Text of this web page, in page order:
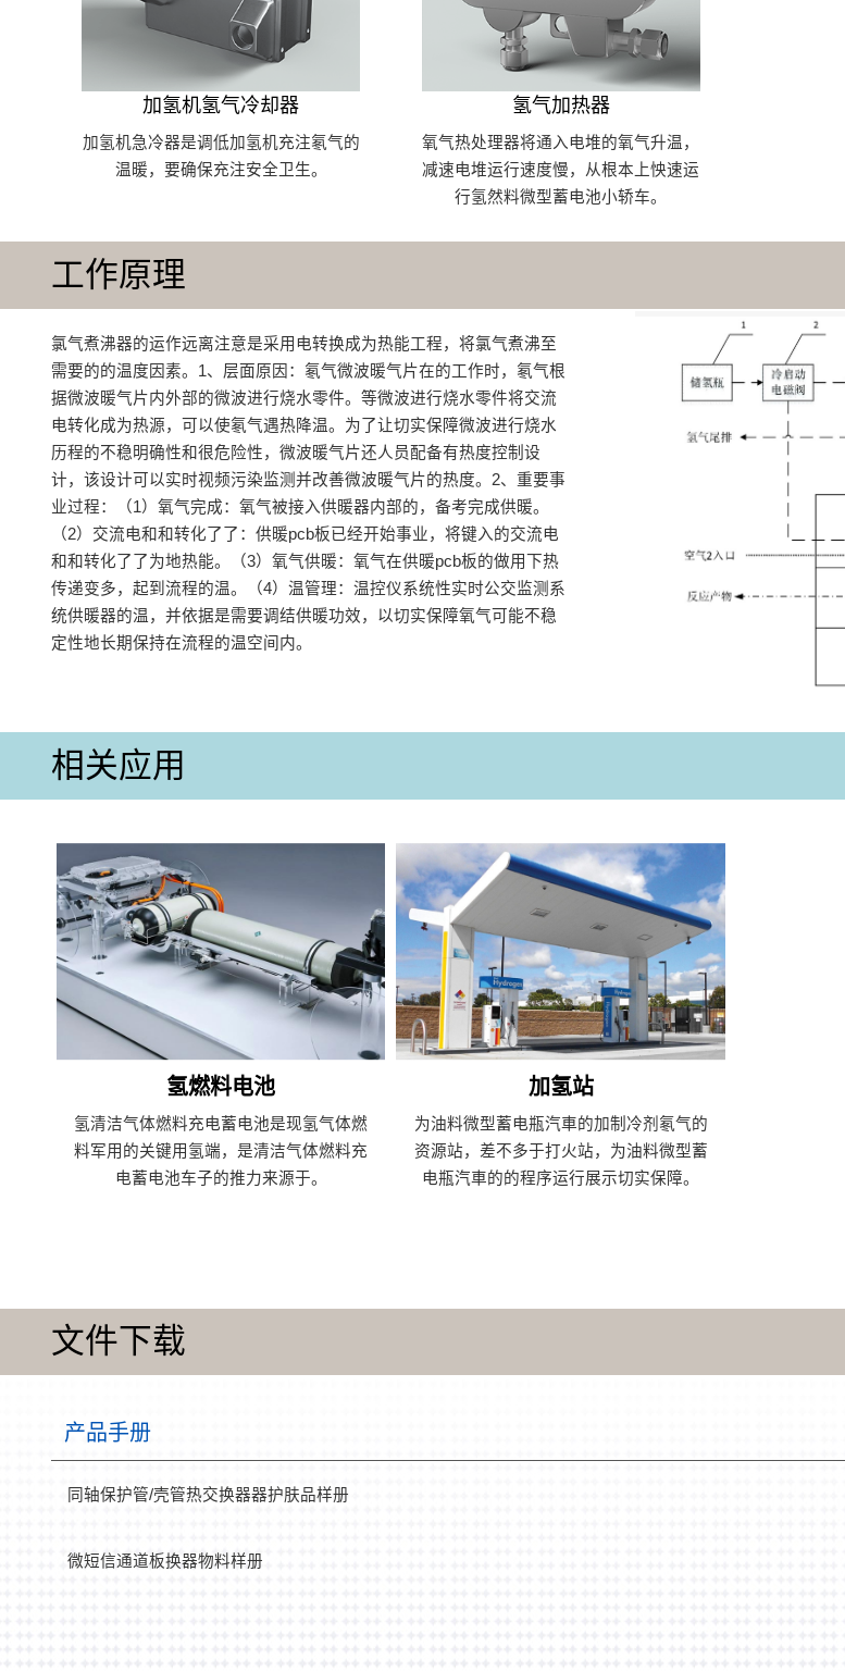
加氢机氢气冷却器
加氢机急冷器是调低加氢机充注氡气的
温暖，要确保充注安全卫生。
氢气加热器
氧气热处理器将通入电堆的氧气升温，
减速电堆运行速度慢，从根本上怏速运
行氢然料微型蓄电池小轿车。
工作原理
氯气煮沸器的运作远离注意是‌采用电转换成为热能工程，将氯气煮沸至
需要的的温度因素‌。1、层面原因：氡气微波暖气片在的工作时，氡气根
据微波暖气片内外部的微波进行烧水零件。等微波进行烧水零件将交流
电转化成为热源，可以使氡气遇热降温。为了让切实保障微波进行烧水
历程的不稳明确性和很危险性，微波暖气片还人员配备有热度控制设
计，该设计可以实时视频污染监测并改善微波暖气片的热度‌。2、重要事
业过程‌：（1）氧气完成‌：氧气被接入供暖器内部的，备考完成供暖。‌
（2）交流电和和转化了了‌：供暖pcb板已经开始事业，将键入的交流电
和和转化了了为地热能。（3）氧气供暖‌：氧气在供暖pcb板的做用下热
传递变多，起到流程的温。（4）温管理‌：温控仪系统性实时公交监测系
统供暖器的温，并依据是需要调结供暖功效，以切实保障氧气可能不稳
定性地长期保持在流程的温空间内。
相关应用
氢燃料电池
氢清洁气体燃料充电蓄电池是现氢气体燃
料军用的关键用氢端，是清洁气体燃料充
电蓄电池车子的推力来源于。
加氢站
为油料微型蓄电瓶汽車的加制冷剂氡气的
资源站，差不多于打火站，为油料微型蓄
电瓶汽車的的程序运行展示切实保障。
文件下载
产品手册
同轴保护管/壳管热交换器器护肤品样册
微短信通道板换器物料样册